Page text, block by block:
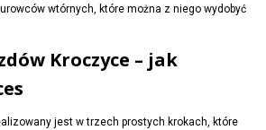
wtórnych, które można z niego wydobyć
Kroczyce – jak
jest w trzech prostych krokach, które